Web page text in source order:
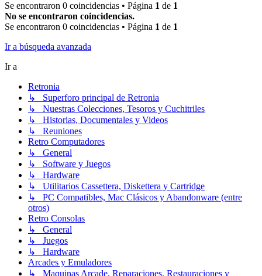
Se encontraron 0 coincidencias • Página 1 de 1
No se encontraron coincidencias.
Se encontraron 0 coincidencias • Página 1 de 1
Ir a búsqueda avanzada
Ir a
Retronia
↳ Superforo principal de Retronia
↳ Nuestras Colecciones, Tesoros y Cuchitriles
↳ Historias, Documentales y Videos
↳ Reuniones
Retro Computadores
↳ General
↳ Software y Juegos
↳ Hardware
↳ Utilitarios Cassettera, Diskettera y Cartridge
↳ PC Compatibles, Mac Clásicos y Abandonware (entre
otros)
Retro Consolas
↳ General
↳ Juegos
↳ Hardware
Arcades y Emuladores
↳ Maquinas Arcade, Reparaciones, Restauraciones y